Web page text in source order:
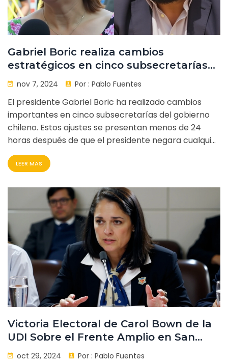
Gabriel Boric realiza cambios
estratégicos en cinco subsecretarías
clave en Chile
nov 7, 2024 Por : Pablo Fuentes
El presidente Gabriel Boric ha realizado cambios
importantes en cinco subsecretarías del gobierno
chileno. Estos ajustes se presentan menos de 24
horas después de que el presidente negara cualquier
modificación en el gabinete. Entre los cambios
destacan Carolina Leitao en Prevención del Delito y
en Obras Públicas, Culturas y Ciencia. Los
movimientos apuntan a fortalecer la gestión y
preparar el terreno para las elecciones
parlamentarias de 2025.
LEER MAS
Victoria Electoral de Carol Bown de la
UDI Sobre el Frente Amplio en San
Miguel
oct 29, 2024 Por : Pablo Fuentes